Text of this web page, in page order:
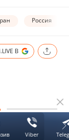
Россия
В
Viber